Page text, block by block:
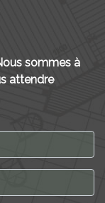
sommes à
attendre